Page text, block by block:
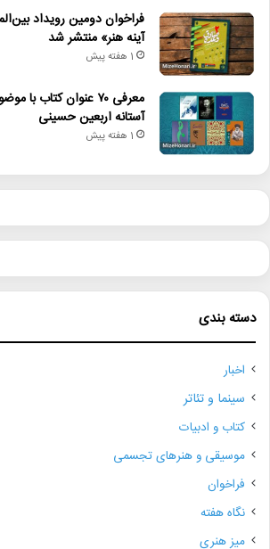
فراخوان دومین رویداد
آینه هنر» منتشر شد
1 هفته پیش
معرفی ۷۰ عنوان کتاب
آستانه اربعین حسینی
1 هفته پیش
دسته بندی
اخبار
سینما و تئاتر
کتاب و ادبیات
موسیقی و هنرهای تجسمی
فراخوان
نگاه هفته
میز هنری